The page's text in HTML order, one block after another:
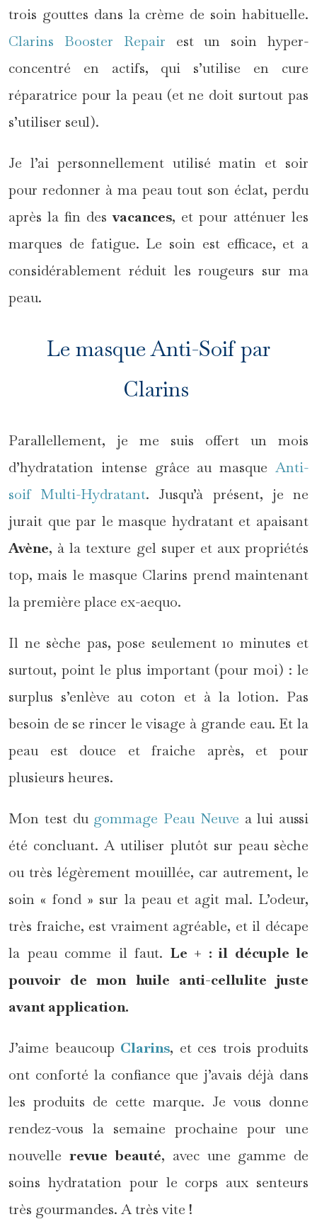
trois gouttes dans la crème de soin habituelle.
Clarins Booster Repair est un soin hyper-
concentré en actifs, qui s’utilise en cure
réparatrice pour la peau (et ne doit surtout pas
s’utiliser seul).
Je l’ai personnellement utilisé matin et soir
pour redonner à ma peau tout son éclat, perdu
après la fin desvacances, et pour atténuer les
marques de fatigue. Le soin est efficace, et a
considérablement réduit les rougeurs sur ma
peau.
Le masque Anti-Soif par
Clarins
Parallellement, je me suis offert un mois
d’hydratation intense grâce au masque Anti-
soif Multi-Hydratant. Jusqu’à présent, je ne
jurait que par le masque hydratant et apaisant
Avène, à la texture gel super et aux propriétés
top, mais le masque Clarins prend maintenant
la première place ex-aequo.
Il ne sèche pas, pose seulement 10 minutes et
surtout, point le plus important (pour moi) : le
surplus s’enlève au coton et à la lotion. Pas
besoin de se rincer le visage à grande eau. Et la
peau est douce et fraiche après, et pour
plusieurs heures.
Mon test du gommage Peau Neuve a lui aussi
été concluant. A utiliser plutôt sur peau sèche
ou très légèrement mouillée, car autrement, le
soin « fond » sur la peau et agit mal. L’odeur,
très fraiche, est vraiment agréable, et il décape
la peau comme il faut. Le + : il décuple le
pouvoir de mon huile anti-cellulite juste
avant application.
J’aime beaucoup Clarins, et ces trois produits
ont conforté la confiance que j’avais déjà dans
les produits de cette marque. Je vous donne
rendez-vous la semaine prochaine pour une
nouvelle revue beauté, avec une gamme de
soins hydratation pour le corps aux senteurs
très gourmandes. A très vite !